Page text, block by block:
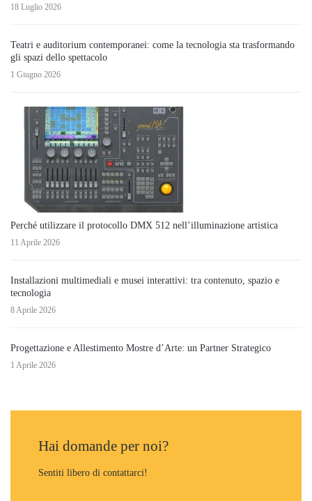
18 Luglio 2026
Teatri e auditorium contemporanei: come la tecnologia sta trasformando
gli spazi dello spettacolo
1 Giugno 2026
Perché utilizzare il protocollo DMX 512 nell’illuminazione artistica
11 Aprile 2026
Installazioni multimediali e musei interattivi: tra contenuto, spazio e
tecnologia
8 Aprile 2026
Progettazione e Allestimento Mostre d’Arte: un Partner Strategico
1 Aprile 2026
Hai domande per noi?
Sentiti libero di contattarci!